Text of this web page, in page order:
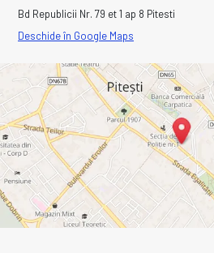
Bd Republicii Nr. 79 et 1 ap 8 Pitesti
Deschide în Google Maps